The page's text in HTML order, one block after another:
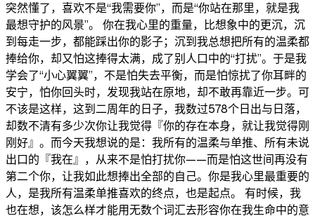
突然懂了，喜欢不是“我需要你”，而是“你站在那里，就是我
最想守护的风景”。 你在我心里的重量，比想象中的更沉，沉
到每走一步，都能踩出你的影子；沉到我总想把所有的温柔都
捧给你，却又怕这捧得太满，成了别人口中的“打扰”。于是我
学会了“小心翼翼”，不是怕失去平衡，而是怕惊扰了你耳畔的
安宁，怕你回头时，发现我站在原地，却不敢再靠近一步。可
不该是这样，这到二周年的日子，我数过578个日出与日落，
却数不清有多少次你让我觉得『你的存在本身，就让我觉得刚
刚好』。而今天我想说的是：我所有的温柔与单推、所有未说
出口的『我在』，从来不是怕打扰你——而是怕这世间再没有
第二个你，让我如此想捧出全部的自己。你是我心里最重要的
人，是我所有温柔单推喜欢的终点，也是起点。 有时候，我
也在想，该怎么样才能用无数个词汇去形容你在我生命中的意